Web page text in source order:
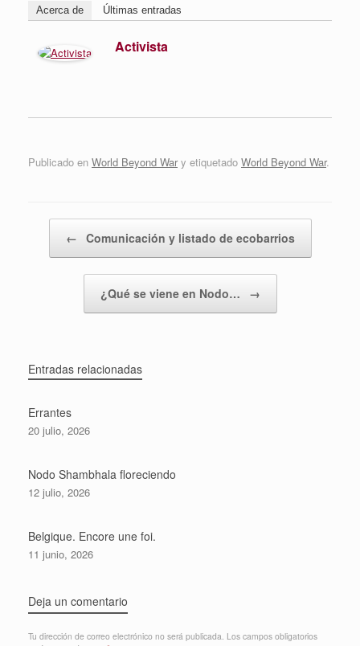
Acerca de Últimas entradas
Activista
Publicado en World Beyond War y etiquetado World Beyond War.
← Comunicación y listado de ecobarrios
¿Qué se viene en Nodo… →
Entradas relacionadas
Errantes
20 julio, 2026
Nodo Shambhala floreciendo
12 julio, 2026
Belgique. Encore une foi.
11 junio, 2026
Deja un comentario
Tu dirección de correo electrónico no será publicada. Los campos obligatorios